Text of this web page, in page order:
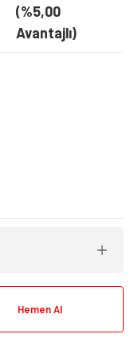
(%5,00
Avantajlı)
Hemen Al